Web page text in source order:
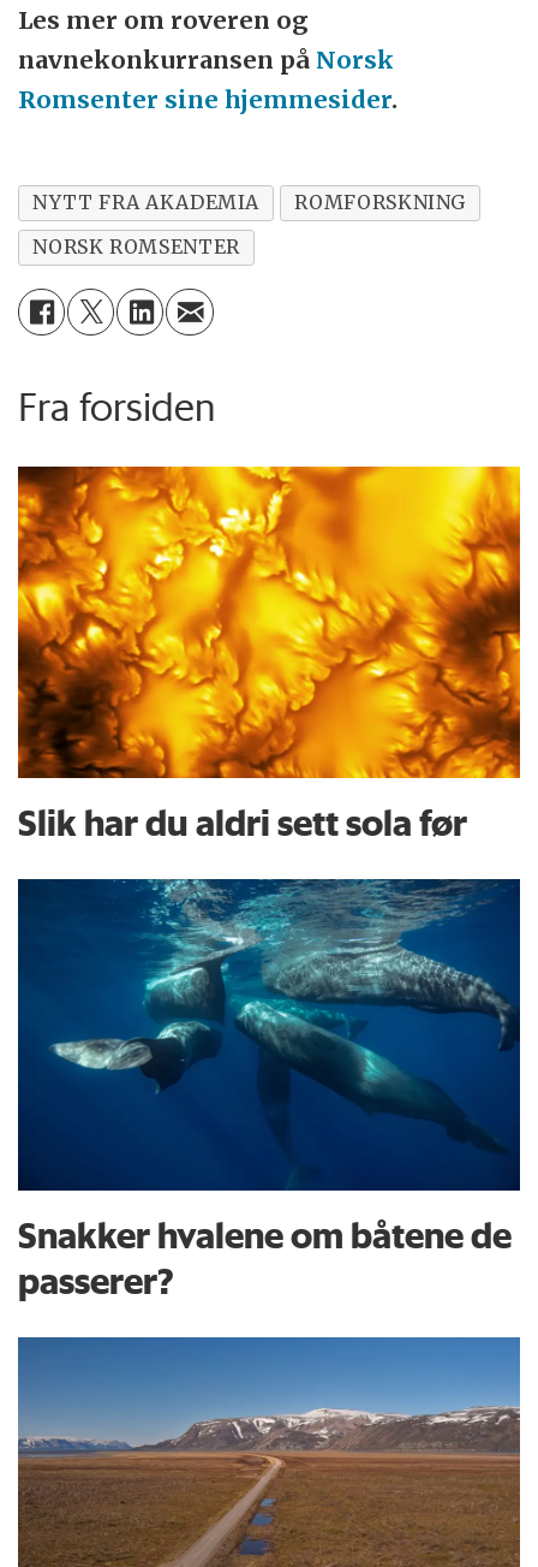
Les mer om roveren og
navnekonkurransen på Norsk
Romsenter sine hjemmesider.
NYTT FRA AKADEMIA
ROMFORSKNING
NORSK ROMSENTER
Fra forsiden
Slik har du aldri sett sola før
Snakker hvalene om båtene de
passerer?